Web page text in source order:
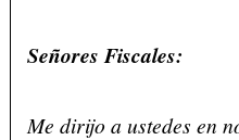
Señores Fiscales:
Me dirijo a ustedes en